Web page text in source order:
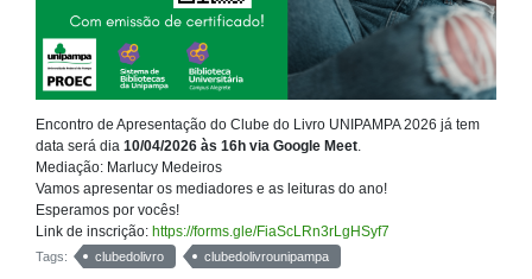
Encontro de Apresentação do Clube do Livro UNIPAMPA 2026 já tem
data será dia 10/04/2026 às 16h via Google Meet.
Mediação: Marlucy Medeiros
Vamos apresentar os mediadores e as leituras do ano!
Esperamos por vocês!
Link de inscrição: https://forms.gle/FiaScLRn3rLgHSyf7
Tags: clubedolivro clubedolivrounipampa